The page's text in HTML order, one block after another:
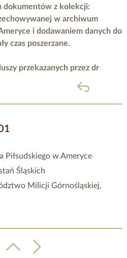
dokumentów z kolekcji:
w archiwum
i dodawaniem danych do
czas poszerzane.
przekazanych przez dr
powrót
Piłsudskiego w Ameryce
Śląskich
Milicji Górnośląskiej,